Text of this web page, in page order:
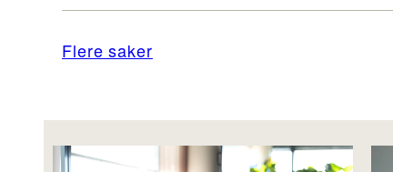
Flere saker